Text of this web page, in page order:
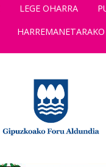
LEGE OHARRA
HARREMANETARAKO